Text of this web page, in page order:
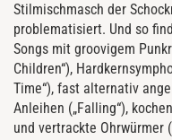
Stilmischmasch der
problematisiert. Und so
Songs mit groovigem
Children“),
Time“), fast alternativ
Anleihen („Falling“),
und vertrackte Ohrwürmer